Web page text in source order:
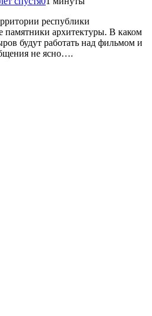
республики
памятники архитектуры. В каком
будут работать над фильмом и
не ясно….